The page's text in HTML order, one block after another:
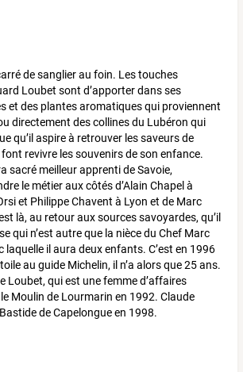
de sanglier au foin. Les touches
Loubet sont d’apporter dans ses
et des plantes aromatiques qui proviennent
directement des collines du Lubéron qui
qu’il aspire à retrouver les saveurs de
font revivre les souvenirs de son enfance.
sacré meilleur apprenti de Savoie,
le métier aux côtés d’Alain Chapel à
et Philippe Chavent à Lyon et de Marc
là, au retour aux sources savoyardes, qu’il
qui n’est autre que la nièce du Chef Marc
laquelle il aura deux enfants. C’est en 1996
au guide Michelin, il n’a alors que 25 ans.
Loubet, qui est une femme d’affaires
Moulin de Lourmarin en 1992. Claude
de Capelongue en 1998.